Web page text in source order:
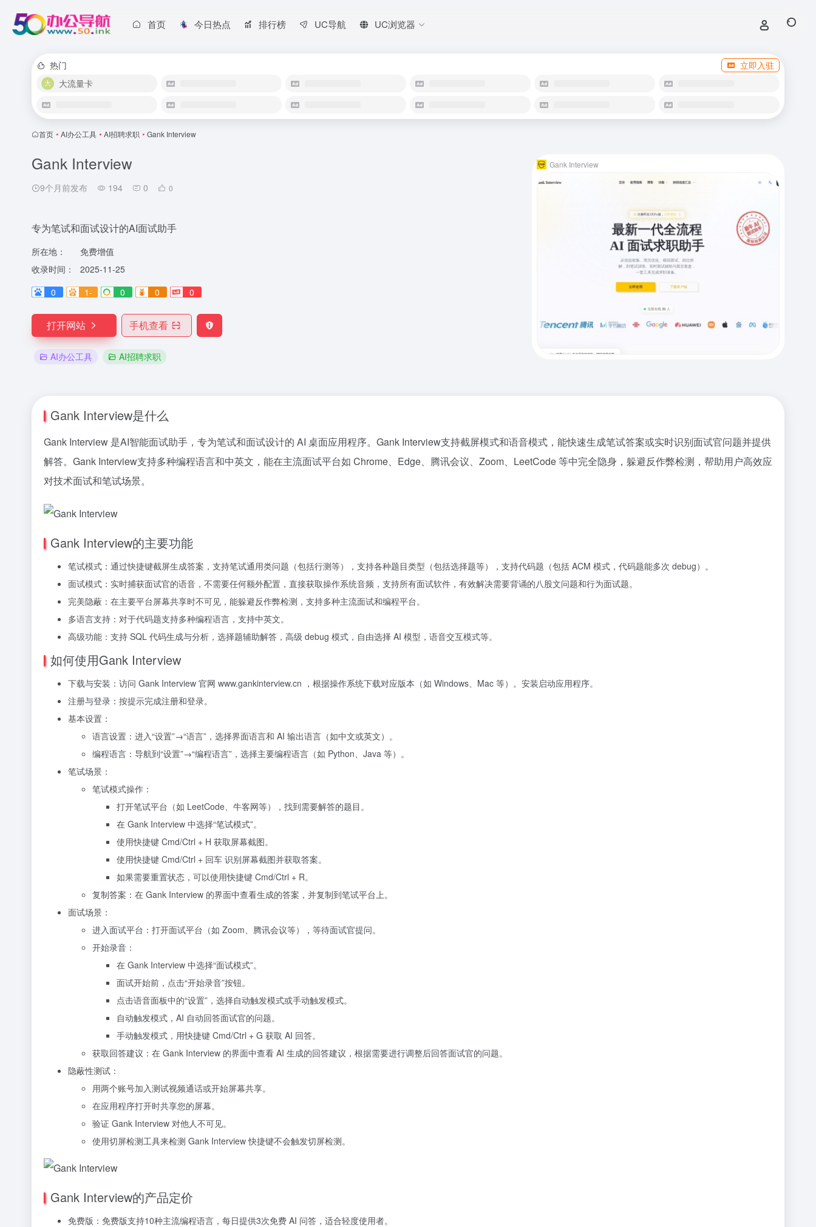
首页 今日热点 排行榜 UC导航 UC浏览器
热门
立即入驻
大流量卡
首页 • AI办公工具 • AI招聘求职 • Gank Interview
Gank Interview
9个月前发布 194 0 0
专为笔试和面试设计的AI面试助手
所在地：
免费增值
收录时间：
2025-11-25
0
1- 0 0 0
打开网站 手机查看
AI办公工具 AI招聘求职
Gank Interview
Gank Interview是什么
Gank Interview 是AI智能面试助手，专为笔试和面试设计的 AI 桌面应用程序。Gank Interview支持截屏模式和语音模式，能快速生成笔试答案或实时识别面试官问题并提供
解答。Gank Interview支持多种编程语言和中英文，能在主流面试平台如 Chrome、Edge、腾讯会议、Zoom、LeetCode 等中完全隐身，躲避反作弊检测，帮助用户高效应
对技术面试和笔试场景。
Gank Interview的主要功能
笔试模式：通过快捷键截屏生成答案，支持笔试通用类问题（包括行测等），支持各种题目类型（包括选择题等），支持代码题（包括 ACM 模式，代码题能多次 debug）。
面试模式：实时捕获面试官的语音，不需要任何额外配置，直接获取操作系统音频，支持所有面试软件，有效解决需要背诵的八股文问题和行为面试题。
完美隐蔽：在主要平台屏幕共享时不可见，能躲避反作弊检测，支持多种主流面试和编程平台。
多语言支持：对于代码题支持多种编程语言，支持中英文。
高级功能：支持 SQL 代码生成与分析，选择题辅助解答，高级 debug 模式，自由选择 AI 模型，语音交互模式等。
如何使用Gank Interview
下载与安装：访问 Gank Interview 官网 www.gankinterview.cn ，根据操作系统下载对应版本（如 Windows、Mac 等）。安装启动应用程序。
注册与登录：按提示完成注册和登录。
基本设置：
语言设置：进入“设置”→“语言”，选择界面语言和 AI 输出语言（如中文或英文）。
编程语言：导航到“设置”→“编程语言”，选择主要编程语言（如 Python、Java 等）。
笔试场景：
笔试模式操作：
打开笔试平台（如 LeetCode、牛客网等），找到需要解答的题目。
在 Gank Interview 中选择“笔试模式”。
使用快捷键 Cmd/Ctrl + H 获取屏幕截图。
使用快捷键 Cmd/Ctrl + 回车 识别屏幕截图并获取答案。
如果需要重置状态，可以使用快捷键 Cmd/Ctrl + R。
复制答案：在 Gank Interview 的界面中查看生成的答案，并复制到笔试平台上。
面试场景：
进入面试平台：打开面试平台（如 Zoom、腾讯会议等），等待面试官提问。
开始录音：
在 Gank Interview 中选择“面试模式”。
面试开始前，点击“开始录音”按钮。
点击语音面板中的“设置”，选择自动触发模式或手动触发模式。
自动触发模式，AI 自动回答面试官的问题。
手动触发模式，用快捷键 Cmd/Ctrl + G 获取 AI 回答。
获取回答建议：在 Gank Interview 的界面中查看 AI 生成的回答建议，根据需要进行调整后回答面试官的问题。
隐蔽性测试：
用两个账号加入测试视频通话或开始屏幕共享。
在应用程序打开时共享您的屏幕。
验证 Gank Interview 对他人不可见。
使用切屏检测工具来检测 Gank Interview 快捷键不会触发切屏检测。
Gank Interview的产品定价
免费版：免费版支持10种主流编程语言，每日提供3次免费 AI 问答，适合轻度使用者。